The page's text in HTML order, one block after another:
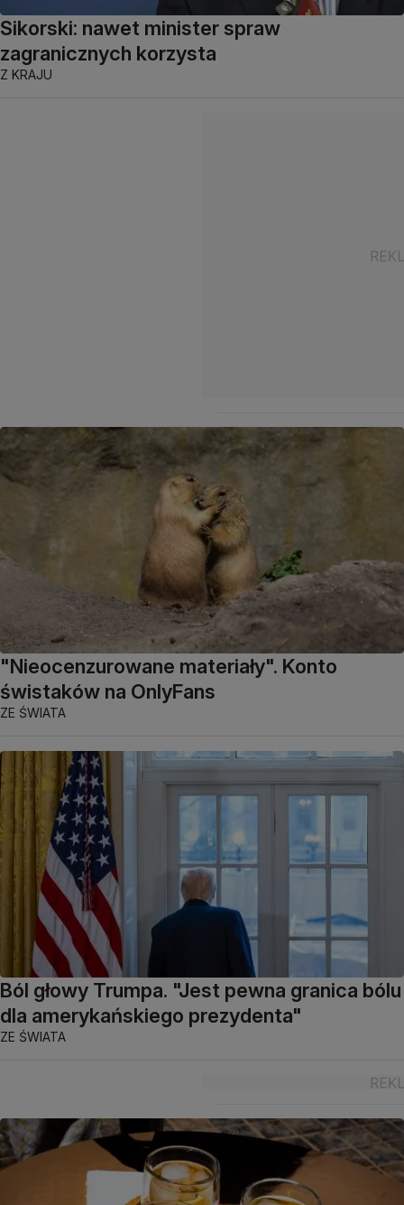
Sikorski: nawet minister spraw
zagranicznych korzysta
Z KRAJU
"Nieocenzurowane materiały". Konto
świstaków na OnlyFans
ZE ŚWIATA
Ból głowy Trumpa. "Jest pewna granica bólu
dla amerykańskiego prezydenta"
ZE ŚWIATA